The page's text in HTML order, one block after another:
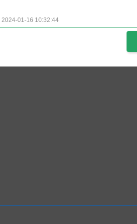
2024-01-16 10:32:44